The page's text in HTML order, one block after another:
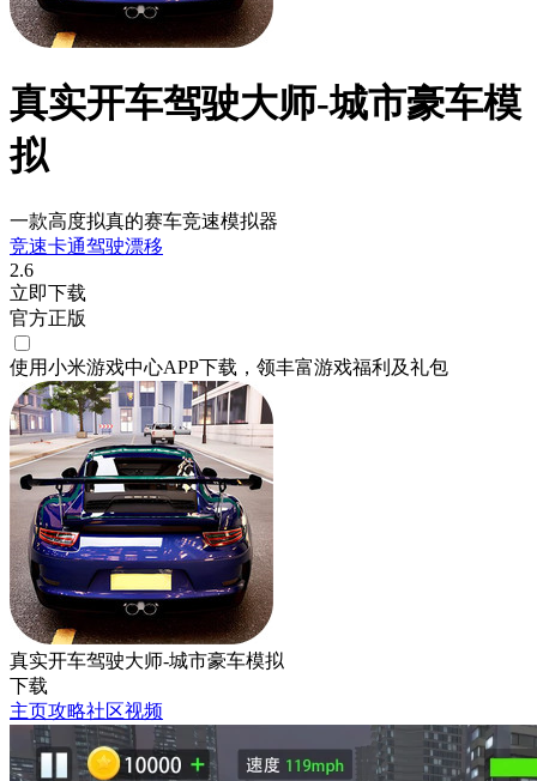
真实开车驾驶大师-城市豪车模
拟
一款高度拟真的赛车竞速模拟器
竞速卡通驾驶漂移
2.6
立即下载
官方正版
使用小米游戏中心APP下载 ，领丰富游戏福利 及礼包
真实开车驾驶大师-城市豪车模拟
下载
主页攻略社区视频